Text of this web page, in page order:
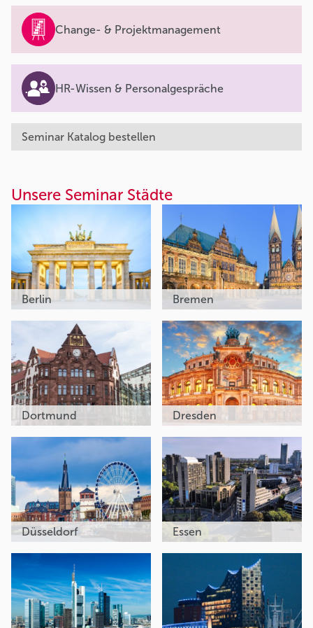
Change- & Projektmanagement
HR-Wissen & Personalgespräche
Seminar Katalog bestellen
Unsere Seminar Städte
Berlin Bremen
Dortmund Dresden
Düsseldorf Essen